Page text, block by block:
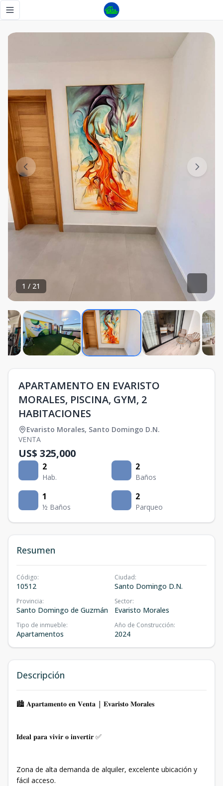
Toggle navigation menu
1 / 21
APARTAMENTO EN EVARISTO
MORALES, PISCINA, GYM, 2
HABITACIONES
Evaristo Morales, Santo Domingo D.N.
VENTA
US$ 325,000
2
Hab.
2
Baños
1
½ Baños
2
Parqueo
Resumen
Código:
10512
Ciudad:
Santo Domingo D.N.
Provincia:
Santo Domingo de Guzmán
Sector:
Evaristo Morales
Tipo de inmueble:
Apartamentos
Año de Construcción:
2024
Descripción
🏙️ 𝐀𝐩𝐚𝐫𝐭𝐚𝐦𝐞𝐧𝐭𝐨 𝐞𝐧 𝐕𝐞𝐧𝐭𝐚 | 𝐄𝐯𝐚𝐫𝐢𝐬𝐭𝐨 𝐌𝐨𝐫𝐚𝐥𝐞𝐬
𝐈𝐝𝐞𝐚𝐥 𝐩𝐚𝐫𝐚 𝐯𝐢𝐯𝐢𝐫 𝐨 𝐢𝐧𝐯𝐞𝐫𝐭𝐢𝐫 ✅
Zona de alta demanda de alquiler, excelente ubicación y
fácil acceso.
APARTAMENTO EN EVARISTO MORALES, PISCINA, GYM, 2